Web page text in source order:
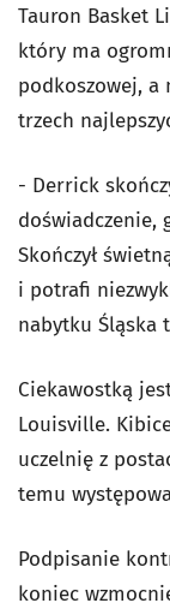
Tauron Basket
który ma
podkoszowej, a
trzech
- Derrick
doświadczenie,
Skończył
i potrafi
nabytku Śląska
Ciekawostką
Louisville.
uczelnię z
temu
Podpisanie
koniec